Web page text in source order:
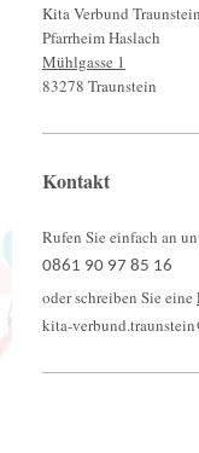
Kita Verbund Traunstein
Pfarrheim Haslach
Mühlgasse 1
83278 Traunstein
Kontakt
Rufen Sie einfach an
0861 90 97 85 16
oder schreiben Sie eine
kita-